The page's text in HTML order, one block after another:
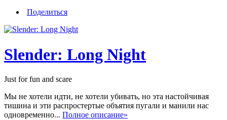
Поделиться
Slender: Long Night
Just for fun and scare
Мы не хотели идти, не хотели убивать, но эта настойчивая
тишина и эти распростертые объятия пугали и манили нас
одновременно... Полное описание»